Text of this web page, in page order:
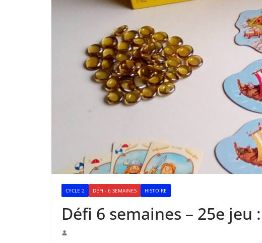
CYCLE 2 DÉFI - 6 SEMAINES HISTOIRE
Défi 6 semaines – 25e